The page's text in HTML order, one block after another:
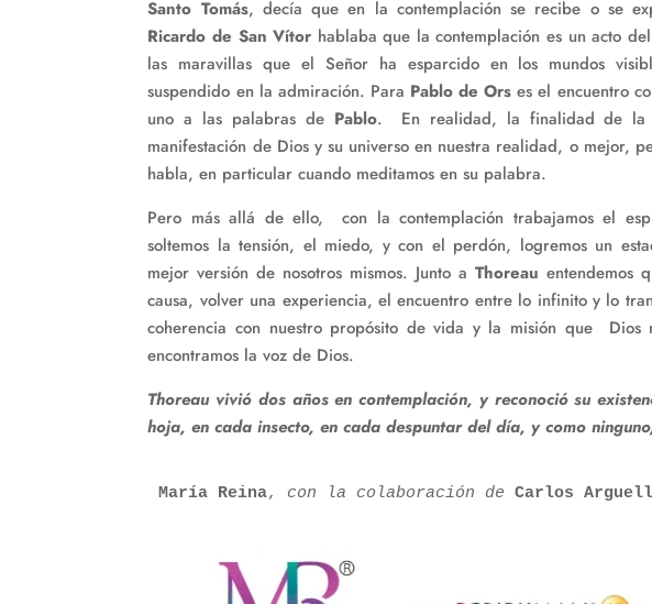
Santo Tomás, decía que en la contemplación se recibe o se
Ricardo de San Vítor hablaba que la contemplación es un acto
las maravillas que el Señor ha esparcido en los mundos
suspendido en la admiración. Para Pablo de Ors es el encuentro
uno a las palabras de Pablo. En realidad, la finalidad de la
manifestación de Dios y su universo en nuestra realidad, o mejor,
habla, en particular cuando meditamos en su palabra.
Pero más allá de ello, con la contemplación trabajamos el
soltemos la tensión, el miedo, y con el perdón, logremos un
mejor versión de nosotros mismos. Junto a Thoreau entendemos
causa, volver una experiencia, el encuentro entre lo infinito y lo
coherencia con nuestro propósito de vida y la misión que Dios
encontramos la voz de Dios.
Thoreau vivió dos años en contemplación, y reconoció su
hoja, en cada insecto, en cada despuntar del día, y como
María Reina, con la colaboración de Carlos